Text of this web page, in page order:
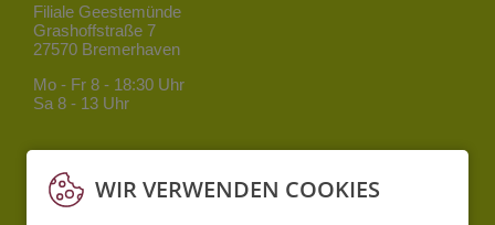
Filiale Geestemünde
Grashoffstraße 7
27570 Bremerhaven
Mo - Fr 8 - 18:30 Uhr
Sa 8 - 13 Uhr
Bgm.-Smidt-Straße 34
27568 Bremerhaven
WIR VERWENDEN COOKIES